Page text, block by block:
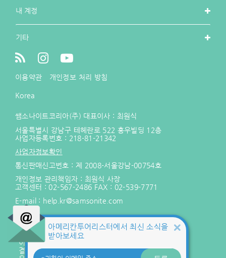
아메리칸투어리스터에서 최신 소식을
받아보세요
내 계정
기타
이용약관 개인정보 처리 방침
Korea
쌤소나이트코리아(주) 대표이사 : 최원식
서울특별시 강남구 테헤란로 522 홍우빌딩 12층
사업자등록번호 : 218-81-21342
사업자정보확인
통신판매신고번호 : 제 2008-서울강남-00754호
개인정보 관리책임자 : 최원식 사장
고객센터 : 02-567-2486 FAX : 02-539-7771
E-mail : help.kr@samsonite.com
KG 이니시스를 통해 구매안전서비스를
제공합니다.
서비스 가입사실 확인